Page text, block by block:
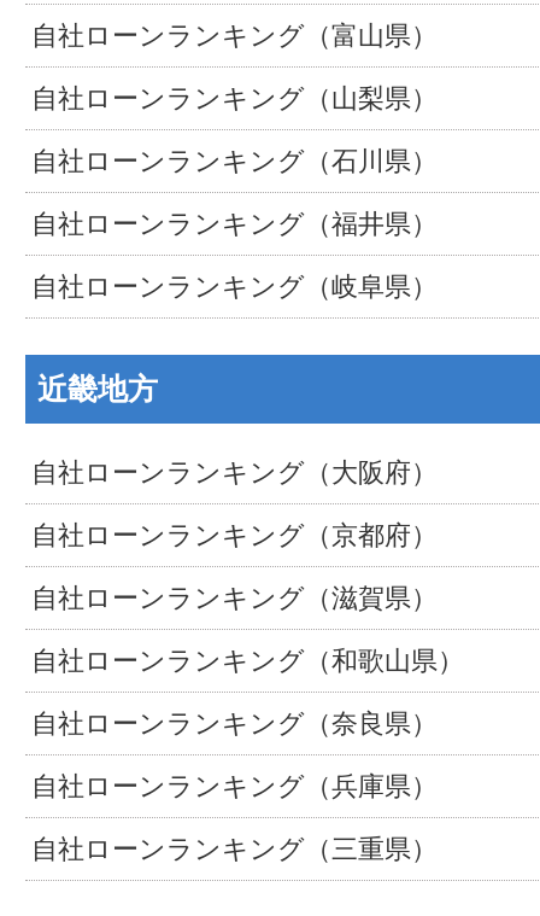
自社ローンランキング（富山県）
自社ローンランキング（山梨県）
自社ローンランキング（石川県）
自社ローンランキング（福井県）
自社ローンランキング（岐阜県）
近畿地方
自社ローンランキング（大阪府）
自社ローンランキング（京都府）
自社ローンランキング（滋賀県）
自社ローンランキング（和歌山県）
自社ローンランキング（奈良県）
自社ローンランキング（兵庫県）
自社ローンランキング（三重県）